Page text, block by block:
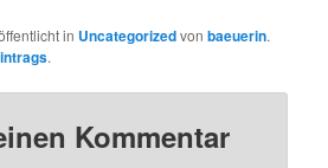
in Uncategorizedvonbaeuerin.
.
Kommentar